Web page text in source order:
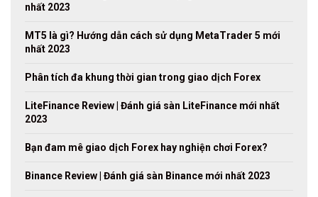
nhất 2023
MT5 là gì? Hướng dẫn cách sử dụng MetaTrader 5 mới
nhất 2023
Phân tích đa khung thời gian trong giao dịch Forex
LiteFinance Review | Đánh giá sàn LiteFinance mới nhất
2023
Bạn đam mê giao dịch Forex hay nghiện chơi Forex?
Binance Review | Đánh giá sàn Binance mới nhất 2023